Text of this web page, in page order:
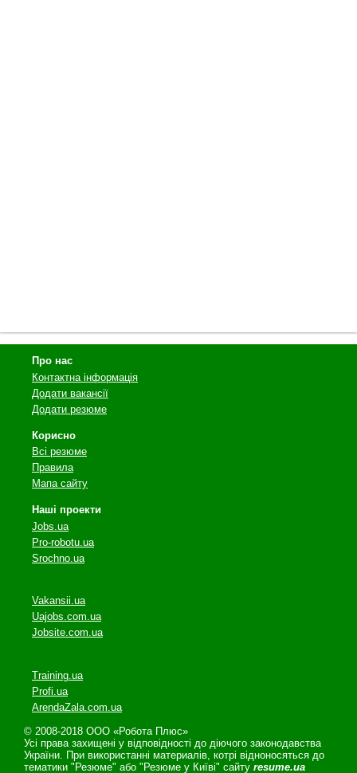
Про нас
Контактна інформація
Додати вакансії
Додати резюме
Корисно
Всі резюме
Правила
Мапа сайту
Наші проекти
Jobs.ua
Pro-robotu.ua
Srochno.ua
Vakansii.ua
Uajobs.com.ua
Jobsite.com.ua
Training.ua
Profi.ua
ArendaZala.com.ua
© 2008-2018 ООО «Робота Плюс»
Усі права захищені у відповідності до діючого законодавства
України. При використанні материалів, котрі відноносяться до
тематики "Резюме" або "Резюме у Київі" сайту resume.ua